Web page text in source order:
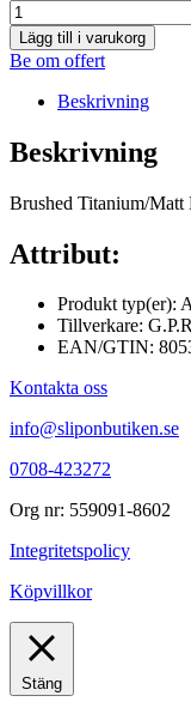
Lägg till i varukorg
Be om offert
Beskrivning
Beskrivning
Brushed Titanium/Matt
Attribut:
Produkt typ(er):
Tillverkare:
EAN/GTIN:
Kontakta oss
info@sliponbutiken.se
0708-423272
Org nr: 559091-8602
Integritetspolicy
Köpvillkor
Stäng